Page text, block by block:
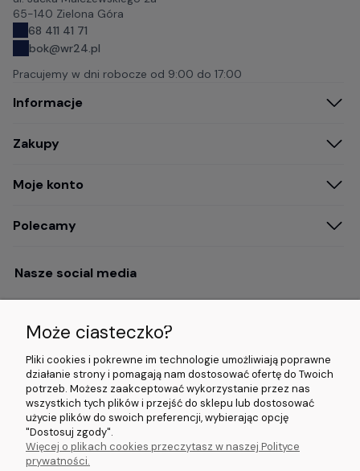
65-140 Zielona Góra
68 411 41 71
bok@wr24.pl
Pracujemy w dni robocze od 9:00 do 17:00
Informacje
Zakupy
Moje konto
Polecamy
Nasze social media
Opinie i wyróżnienia
5.0/5.0 (5000+
opinii)
5.0/5.0 (5000+
opinii)
4.9/5.0 (120+
opinii)
© 2026 www.wideorejestratory24.pl. Wszelkie prawa zastrzeżone.
Sklep własności firmy ZOYA LAB Arkadiusz Dawid Lorenz
Może ciasteczko?
Pliki cookies i pokrewne im technologie umożliwiają poprawne
działanie strony i pomagają nam dostosować ofertę do Twoich
potrzeb. Możesz zaakceptować wykorzystanie przez nas
wszystkich tych plików i przejść do sklepu lub dostosować
użycie plików do swoich preferencji, wybierając opcję
"Dostosuj zgody".
Więcej o plikach cookies przeczytasz w naszej Polityce
prywatności.